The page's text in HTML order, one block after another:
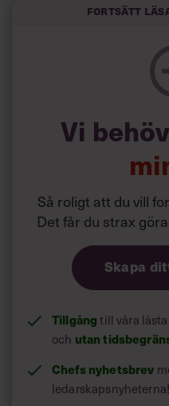
och höjt arbetsglädjen på
Fortsätt
Vi
Så roligt att du vill
Det får du strax
Skapa
Tillgång till våra
och utan
Chefs nyhetsbrev
ledarskapsnyheterna!